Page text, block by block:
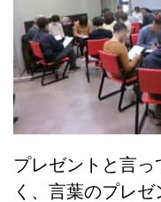
プレゼントと言
く、言葉のプレ